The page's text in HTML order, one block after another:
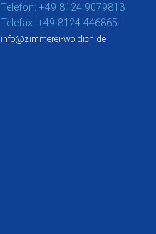
Telefon: +49 8124 9079813
Telefax: +49 8124 446865
info@zimmerei-woidich.de